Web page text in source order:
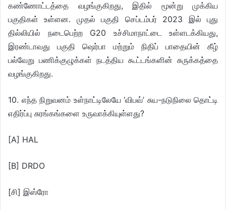
கண்ணோட்டத்தை வழங்குகிறது, இதில் மூன்று முக்கிய
பகுதிகள் உள்ளன. முதல் பகுதி செப்டம்பர் 2023 இல் புது
தில்லியில் நடைபெற்ற G20 உச்சிமாநாட்டை உள்ளடக்கியது,
இரண்டாவது பகுதி ஷெர்பா மற்றும் நிதிப் பாதையின் கீழ்
பல்வேறு பணிக்குழுக்கள் நடத்திய கூட்டங்களின் சுருக்கத்தை
வழங்குகிறது.
10. எந்த நிறுவனம் உள்நாட்டிலேயே ‘விபவ்’ சுய-நடுநிலை தொட்டி
எதிர்ப்பு சுரங்கங்களை உருவாக்கியுள்ளது?
[A] HAL
[B] DRDO
[சி] இஸ்ரோ